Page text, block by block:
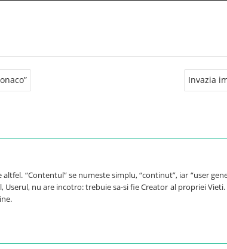
Invazia
“Contentul” se numeste simplu, “continut”, iar “user
Userul, nu are incotro: trebuie sa-si fie Creator al propriei